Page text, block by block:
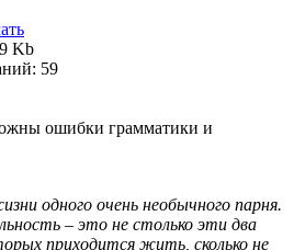
Kb
59
ошибки грамматики и
одного очень необычного парня.
– это не столько эти два
приходится жить, сколько не